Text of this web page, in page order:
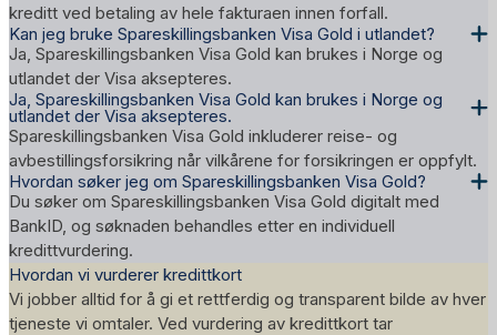
kreditt ved betaling av hele fakturaen innen forfall.
Kan jeg bruke Spareskillingsbanken Visa Gold i utlandet?
Ja, Spareskillingsbanken Visa Gold kan brukes i Norge og
utlandet der Visa aksepteres.
Ja, Spareskillingsbanken Visa Gold kan brukes i Norge og
utlandet der Visa aksepteres.
Spareskillingsbanken Visa Gold inkluderer reise- og
avbestillingsforsikring når vilkårene for forsikringen er oppfylt.
Hvordan søker jeg om Spareskillingsbanken Visa Gold?
Du søker om Spareskillingsbanken Visa Gold digitalt med
BankID, og søknaden behandles etter en individuell
kredittvurdering.
Hvordan vi vurderer kredittkort
Vi jobber alltid for å gi et rettferdig og transparent bilde av hver
tjeneste vi omtaler. Ved vurdering av kredittkort tar